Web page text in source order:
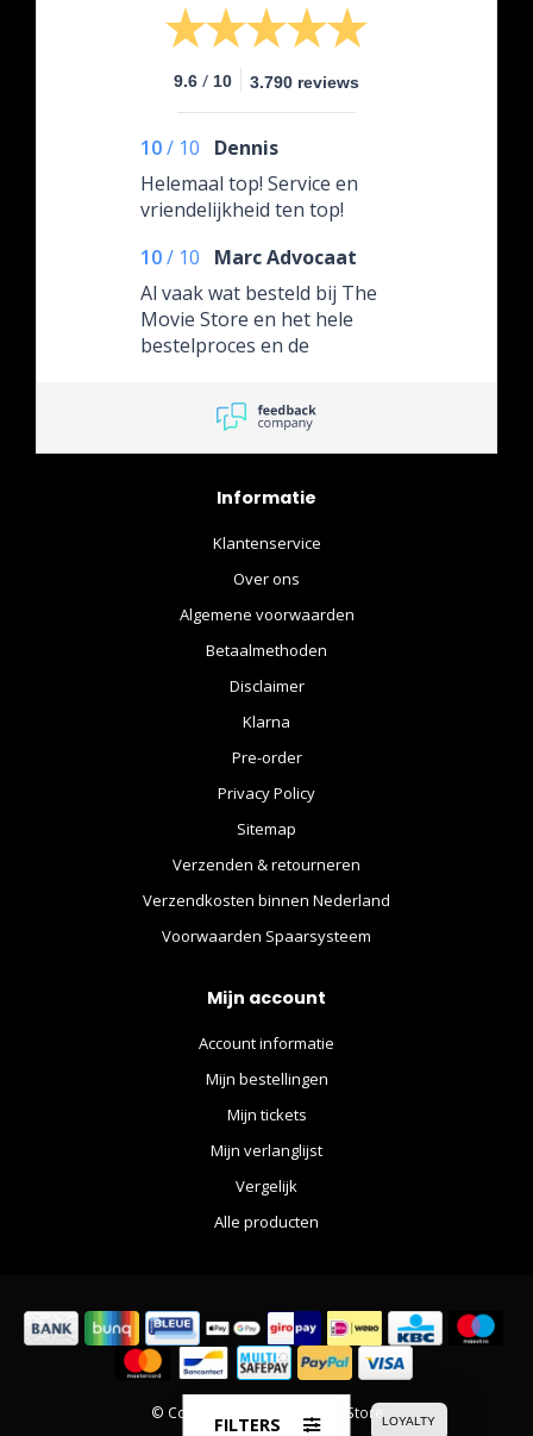
9.6 / 10 3.790 reviews
10/ 10
Dennis
Helemaal top! Service en
vriendelijkheid ten top!
10/ 10
Marc Advocaat
Al vaak wat besteld bij The
Movie Store en het hele
bestelproces en de
eigenlijk vlekkeloos! Snel
reageren, behulpzaam, ze
doen het hier allemaal!
Informatie
Klantenservice
Over ons
Algemene voorwaarden
Betaalmethoden
Disclaimer
Klarna
Pre-order
Privacy Policy
Sitemap
Verzenden & retourneren
Verzendkosten binnen Nederland
Voorwaarden Spaarsysteem
Mijn account
Account informatie
Mijn bestellingen
Mijn tickets
Mijn verlanglijst
Vergelijk
Alle producten
© Copyright 2026 The Movie Store
FILTERS LOYALTY